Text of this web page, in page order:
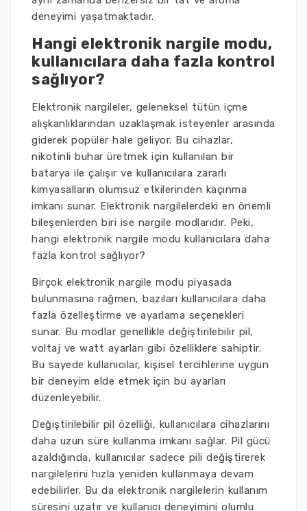
deneyimi yaşatmaktadır.
Hangi elektronik nargile modu,
kullanıcılara daha fazla kontrol
sağlıyor?
Elektronik nargileler, geleneksel tütün içme
alışkanlıklarından uzaklaşmak isteyenler arasında
giderek popüler hale geliyor. Bu cihazlar,
nikotinli buhar üretmek için kullanılan bir
batarya ile çalışır ve kullanıcılara zararlı
kimyasalların olumsuz etkilerinden kaçınma
imkanı sunar. Elektronik nargilelerdeki en önemli
bileşenlerden biri ise nargile modlarıdır. Peki,
hangi elektronik nargile modu kullanıcılara daha
fazla kontrol sağlıyor?
Birçok elektronik nargile modu piyasada
bulunmasına rağmen, bazıları kullanıcılara daha
fazla özelleştirme ve ayarlama seçenekleri
sunar. Bu modlar genellikle değiştirilebilir pil,
voltaj ve watt ayarları gibi özelliklere sahiptir.
Bu sayede kullanıcılar, kişisel tercihlerine uygun
bir deneyim elde etmek için bu ayarları
düzenleyebilir.
Değiştirilebilir pil özelliği, kullanıcılara cihazlarını
daha uzun süre kullanma imkanı sağlar. Pil gücü
azaldığında, kullanıcılar sadece pili değiştirerek
nargilelerini hızla yeniden kullanmaya devam
edebilirler. Bu da elektronik nargilelerin kullanım
süresini uzatır ve kullanıcı deneyimini olumlu